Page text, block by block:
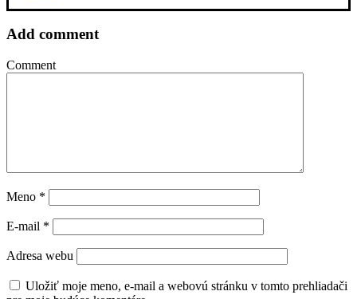
Add comment
Comment
Meno *
E-mail *
Adresa webu
Uložiť moje meno, e-mail a webovú stránku v tomto prehliadači